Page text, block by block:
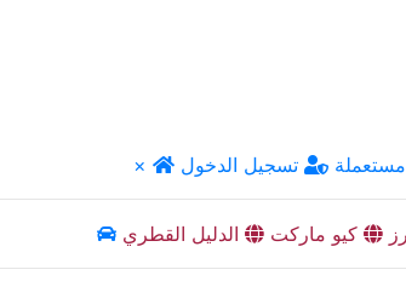
× تسجيل الدخول
كيو ماركت الدليل القطري